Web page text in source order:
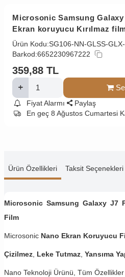
Microsonic Samsung
Ekran koruyucu Kırılmaz
Ürün Kodu:SG106-NN-GLSS-
Barkod:6652230967222
359,88 TL
Fiyat Alarmı
Paylaş
En geç 8 Ağustos Cumartesi
Ürün Özellikleri Taksit Seçenekleri
Microsonic Samsung Galaxy J7
Film
Microsonic Nano Ekran Koruyucu
Çizilmez Leke Tutmaz Yansıma
Nano Teknoloji Ürünü, Tüm Özellikler